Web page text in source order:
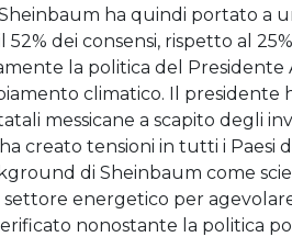
ha quindi portato a
dei consensi, rispetto al
la politica del Presidente
climatico. Il presidente
messicane a scapito degli
creato tensioni in tutti i Paesi
di Sheinbaum come
energetico per
nonostante la politica